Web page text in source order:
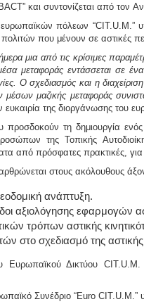
και συντονίζεται από τον
πόλεων “CIT.U.M.”
που μένουν σε αστικές
μια από τις κρίσιμες
μεταφοράς εντάσσεται σε
Ο σχεδιασμός και η
μαζικής μεταφοράς
ευκαιρία της διοργάνωσης του
προσδοκούν τη δημιουργία
της Τοπικής
από πρόσφατες πρακτικές, για
στους ακόλουθους
ανάπτυξη.
αξιολόγησης εφαρμογών
τρόπων αστικής
στο σχεδιασμό της αστικής
Ευρωπαϊκού Δικτύου
Συνέδριο “Euro